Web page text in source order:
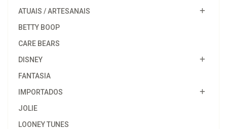
ATUAIS / ARTESANAIS
BETTY BOOP
CARE BEARS
DISNEY
FANTASIA
IMPORTADOS
JOLIE
LOONEY TUNES